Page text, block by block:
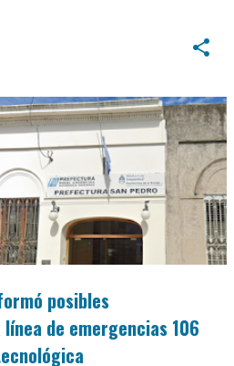
posibles
de emergencias 106